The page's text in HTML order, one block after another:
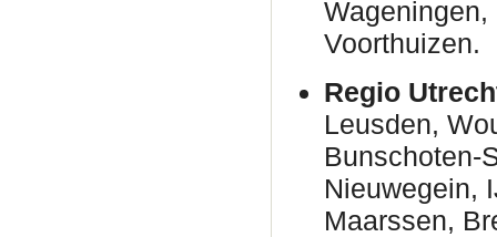
Voorthuizen.
Regio
Leusden,
Bunschoten-
Nieuwegein,
Maarssen,